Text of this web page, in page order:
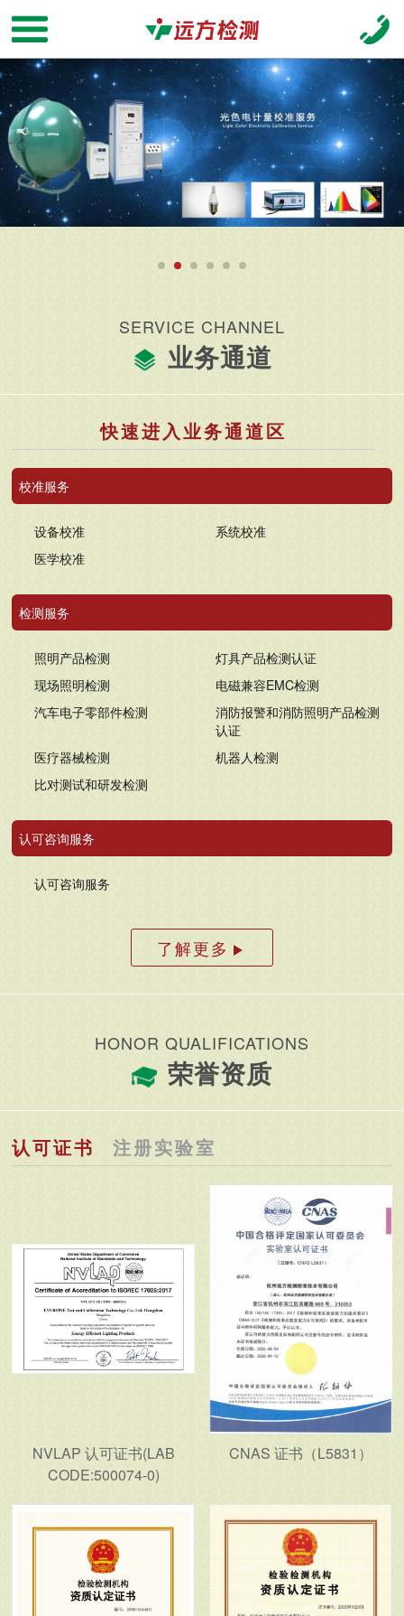
SERVICE CHANNEL
业务通道
快速进入业务通道区
校准服务
设备校准
系统校准
医学校准
检测服务
照明产品检测
灯具产品检测认证
现场照明检测
电磁兼容EMC检测
汽车电子零部件检测
消防报警和消防照明产品检测
认证
医疗器械检测
机器人检测
比对测试和研发检测
认可咨询服务
认可咨询服务
了解更多
HONOR QUALIFICATIONS
荣誉资质
认可证书 注册实验室
NVLAP 认可证书(LAB
CODE:500074-0)
CNAS 证书（L5831）